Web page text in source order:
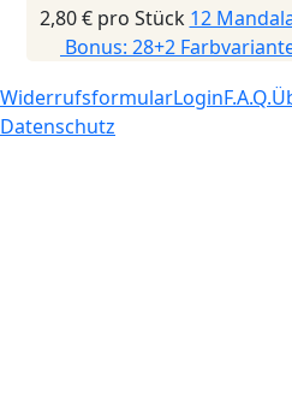
2,80 € pro Stück 12
Bonus: 28+2
WiderrufsformularLoginF.A.Q.
Datenschutz